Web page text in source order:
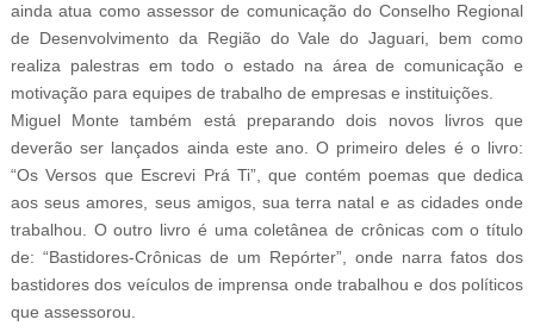
ainda atua como assessor de comunicação do Conselho Regional
de Desenvolvimento da Região do Vale do Jaguari, bem como
realiza palestras em todo o estado na área de comunicação e
motivação para equipes de trabalho de empresas e instituições.
Miguel Monte também está preparando dois novos livros que
deverão ser lançados ainda este ano. O primeiro deles é o livro:
“Os Versos que Escrevi Prá Ti”, que contém poemas que dedica
aos seus amores, seus amigos, sua terra natal e as cidades onde
trabalhou. O outro livro é uma coletânea de crônicas com o título
de: “Bastidores-Crônicas de um Repórter”, onde narra fatos dos
bastidores dos veículos de imprensa onde trabalhou e dos políticos
que assessorou.